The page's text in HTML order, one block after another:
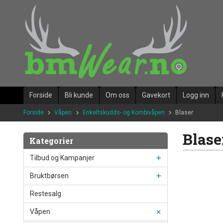
innholdet
Forside Bli kunde Om oss Gavekort Logg inn
Forside Våpen Enkeltskudds- og Kombivåpen Blaser
Kategorier
Tilbud og Kampanjer
Bruktbørsen
Restesalg
Våpen